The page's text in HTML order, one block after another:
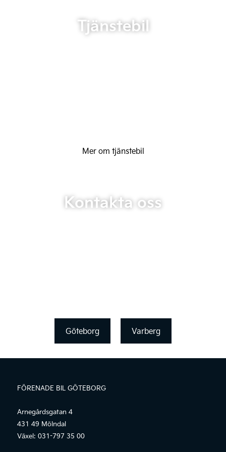
Tjänstebil
Mer om tjänstebil
Kontakta oss
Göteborg Varberg
FÖRENADE BIL GÖTEBORG
Arnegårdsgatan 4
431 49 Mölndal
Växel: 031-797 35 00